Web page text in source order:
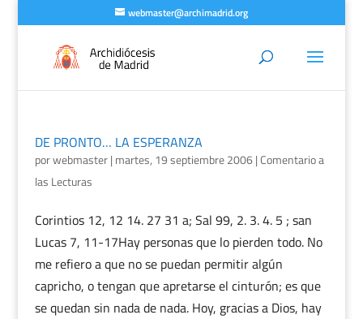
webmaster@archimadrid.org
DE PRONTO… LA ESPERANZA
porwebmaster| martes, 19 septiembre 2006|Comentario a
las Lecturas
Corintios 12, 12 14. 27 31 a; Sal 99, 2. 3. 4. 5 ; san
Lucas 7, 11-17Hay personas que lo pierden todo. No
me refiero a que no se puedan permitir algún
capricho, o tengan que apretarse el cinturón; es que
se quedan sin nada de nada. Hoy, gracias a Dios, hay